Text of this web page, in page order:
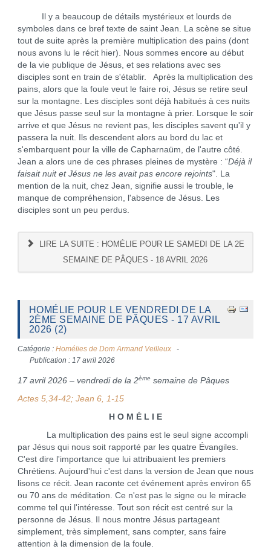
Il y a beaucoup de détails mystérieux et lourds de
symboles dans ce bref texte de saint Jean. La scène se situe
tout de suite après la première multiplication des pains (dont
nous avons lu le récit hier). Nous sommes encore au début
de la vie publique de Jésus, et ses relations avec ses
disciples sont en train de s'établir. Après la multiplication des
pains, alors que la foule veut le faire roi, Jésus se retire seul
sur la montagne. Les disciples sont déjà habitués à ces nuits
que Jésus passe seul sur la montagne à prier. Lorsque le soir
arrive et que Jésus ne revient pas, les disciples savent qu'il y
passera la nuit. Ils descendent alors au bord du lac et
s'embarquent pour la ville de Capharnaüm, de l'autre côté.
Jean a alors une de ces phrases pleines de mystère : “Déjà il
faisait nuit et Jésus ne les avait pas encore rejoints". La
mention de la nuit, chez Jean, signifie aussi le trouble, le
manque de compréhension, l'absence de Jésus. Les
disciples sont un peu perdus.
LIRE LA SUITE : HOMÉLIE POUR LE SAMEDI DE LA 2E
SEMAINE DE PÂQUES - 18 AVRIL 2026
HOMÉLIE POUR LE VENDREDI DE LA
2ÈME SEMAINE DE PÂQUES - 17 AVRIL
2026 (2)
Catégorie : Homélies de Dom Armand Veilleux
Publication : 17 avril 2026
17 avril 2026 – vendredi de la 2ème semaine de Pâques
Actes 5,34-42; Jean 6, 1-15
H O M É L I E
La multiplication des pains est le seul signe accompli
par Jésus qui nous soit rapporté par les quatre Évangiles.
C'est dire l'importance que lui attribuaient les premiers
Chrétiens. Aujourd'hui c'est dans la version de Jean que nous
lisons ce récit. Jean raconte cet événement après environ 65
ou 70 ans de méditation. Ce n'est pas le signe ou le miracle
comme tel qui l'intéresse. Tout son récit est centré sur la
personne de Jésus. Il nous montre Jésus partageant
simplement, très simplement, sans compter, sans faire
attention à la dimension de la foule.